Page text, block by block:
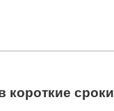
короткие сроки